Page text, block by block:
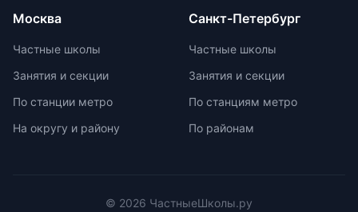
тренировочные сборы,
интенсивные занятия, практикумы,
индивидуальные консультации.
Участие в международных
новый опыт, пройти серьезную
Москва
Частные школы
Занятия и секции
По станции метро
На округу и району
Санкт-Петербург
Частные школы
Занятия и секции
По станциям метро
По районам
© 2026 ЧастныеШколы.ру